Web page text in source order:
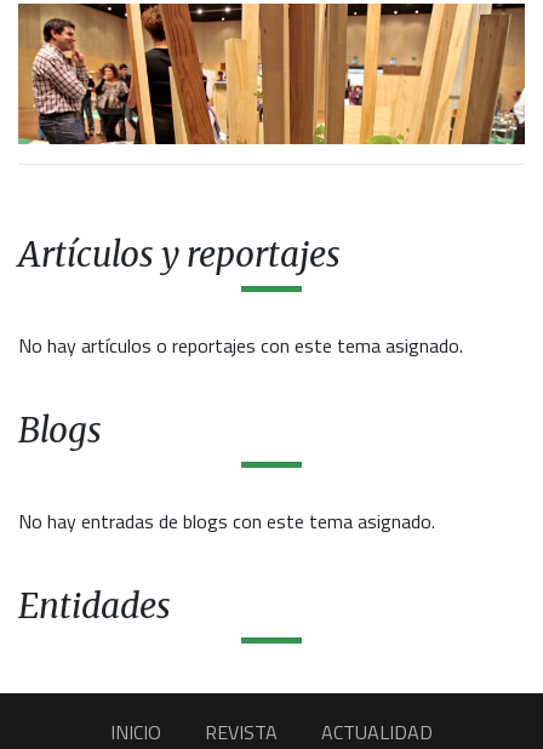
Artículos y reportajes
No hay artículos o reportajes con este tema asignado.
Blogs
No hay entradas de blogs con este tema asignado.
Entidades
INICIO REVISTA
ACTUALIDAD